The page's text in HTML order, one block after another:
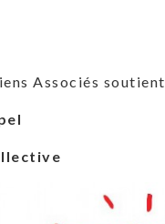
Associés soutient